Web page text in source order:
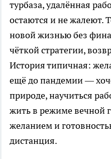
турбаза, удалённая
остаются и не жалеют.
новой жизнью без
чёткой стратегии,
История типичная:
ещё до пандемии —
природе, научиться
жить в режиме вечной
желанием и
дистанция.